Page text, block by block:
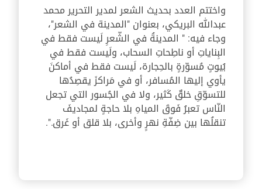
واختتم العدد بحديث الشعر لمدير التحرير محمد
عبدالله البريكي، بعنوان "المدينة في الشعر"،
وجاء فيه: " المدينةُ في الشّعرِ لَيست فقط في
البِناياتِ أو ناطِحاتِ السحاب، ولَيست فقط في
بُيوتٍ مُسوّرةٍ بالحِجارة، لَيست فقط في أماكنَ
يأوي إليها المُسافر، أو في مَراكزَ يقصِدُها
للتسوّقِ خلقٌ كَثير، ولا في الجُسور التي تجعل
النّاس تعبرُ فَوقَ المياهِ بلا حاجةٍ لمجاديفَ
تنقلُها بين ضِفّةِ نهرٍ وأخرى، بلا قلق أو غَرق.".